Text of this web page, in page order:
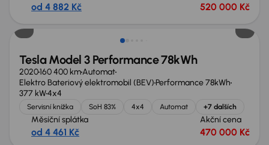
od 4 882 Kč 520 000 Kč
Tesla Model 3 Performance 78kWh
2020160 400 kmAutomat
Elektro Bateriový elektromobil (BEV) Performance 78kWh
377 kW4x4
Servisní knížka SoH 83% 4x4 Automat +7 dalších
Měsíční splátka
od 4 461 Kč
Akční cena
470 000 Kč
Možnost odpočtu DPH